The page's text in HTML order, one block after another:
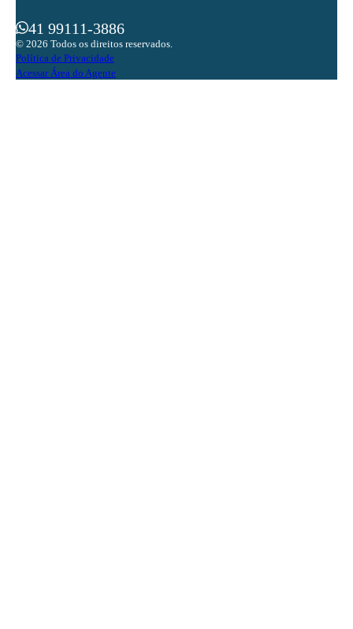
41 99111-3886
© 2026 Todos os direitos reservados.
Política de Privacidade
Acessar Área do Agente